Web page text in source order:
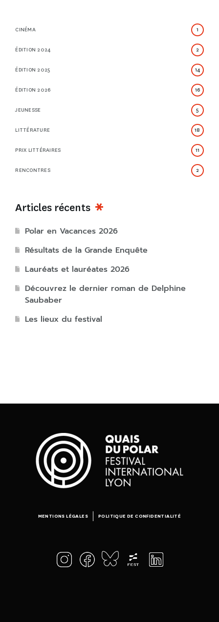
CINÉMA 1
ÉDITION 2024 2
ÉDITION 2025 14
ÉDITION 2026 16
JEUNESSE 5
LITTÉRATURE 18
PRIX LITTÉRAIRES 11
RENCONTRES 2
Articles récents
Polar en Vacances 2026
Résultats de la Grande Enquête
Lauréats et lauréates 2026
Découvrez le dernier roman de Delphine
Saubaber
Les lieux du festival
MENTIONS LÉGALES POLITIQUE DE CONFIDENTIALITÉ